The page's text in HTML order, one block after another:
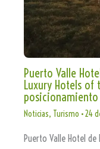
Puerto Valle
Luxury Hotels of
Noticias, Turismo •24
Puerto Valle Hotel